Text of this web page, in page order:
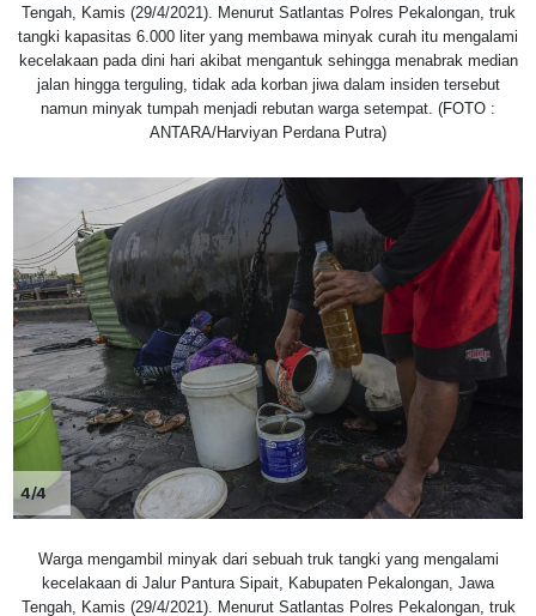
Tengah, Kamis (29/4/2021). Menurut Satlantas Polres Pekalongan, truk
tangki kapasitas 6.000 liter yang membawa minyak curah itu mengalami
kecelakaan pada dini hari akibat mengantuk sehingga menabrak median
jalan hingga terguling, tidak ada korban jiwa dalam insiden tersebut
namun minyak tumpah menjadi rebutan warga setempat. (FOTO :
ANTARA/Harviyan Perdana Putra)
4/4
Warga mengambil minyak dari sebuah truk tangki yang mengalami
kecelakaan di Jalur Pantura Sipait, Kabupaten Pekalongan, Jawa
Tengah, Kamis (29/4/2021). Menurut Satlantas Polres Pekalongan, truk